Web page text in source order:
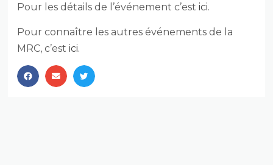
Pour les détails de l’événement c’estici.
Pour connaître les autres événements de la
MRC, c’estici.